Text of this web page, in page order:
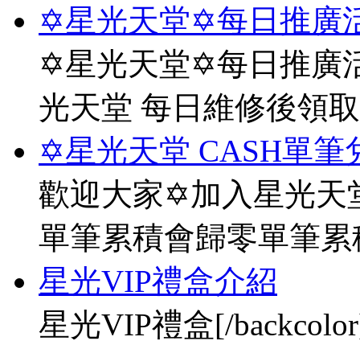
✡星光天堂✡每日推廣
✡星光天堂✡每日推廣
光天堂 每日維修後領
✡星光天堂 CASH單筆
歡迎大家✡加入星光天
單筆累積會歸零單筆
星光VIP禮盒介紹
星光VIP禮盒[/